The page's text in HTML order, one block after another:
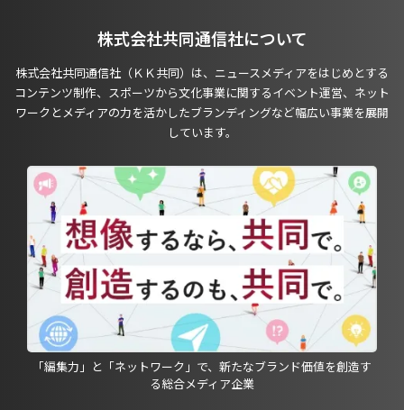
株式会社共同通信社について
株式会社共同通信社（ＫＫ共同）は、ニュースメディアをはじめとする
コンテンツ制作、スポーツから文化事業に関するイベント運営、ネット
ワークとメディアの力を活かしたブランディングなど幅広い事業を展開
しています。
「編集力」と「ネットワーク」で、新たなブランド価値を創造す
る総合メディア企業